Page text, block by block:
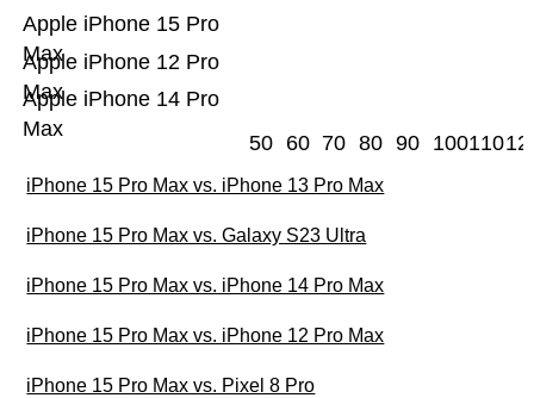
Apple iPhone 14 Pro
Max
Apple iPhone 12 Pro
Max
Apple iPhone 15 Pro
Max
50 60 70 80 90 100110
iPhone 15 Pro Max vs. iPhone 13 Pro Max
iPhone 15 Pro Max vs. Galaxy S23 Ultra
iPhone 15 Pro Max vs. iPhone 14 Pro Max
iPhone 15 Pro Max vs. iPhone 12 Pro Max
iPhone 15 Pro Max vs. Pixel 8 Pro